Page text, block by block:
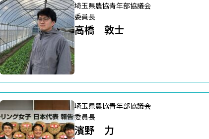
埼玉県農協青年部協議会
委員長
高橋 敦士
埼玉県農協青年部協議会
委員長
濱野 力